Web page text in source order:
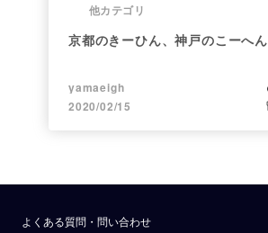
他カテゴリ
京都のきーひん、神戸のこーへん
yamaeigh
2020/02/15
よくある質問・問い合わせ